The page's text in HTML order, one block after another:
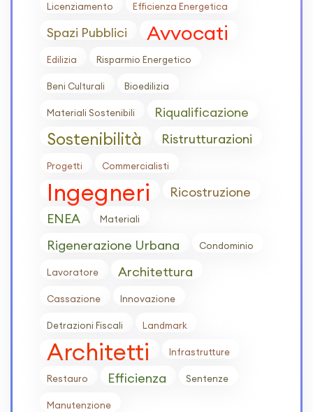
Licenziamento Efficienza Energetica
Spazi Pubblici Avvocati
Edilizia Risparmio Energetico
Beni Culturali Bioedilizia
Materiali Sostenibili Riqualificazione
Sostenibilità Ristrutturazioni
Progetti Commercialisti
Ingegneri
Ricostruzione
ENEA
Materiali
Rigenerazione Urbana Condominio
Lavoratore Architettura
Cassazione Innovazione
Detrazioni Fiscali Landmark
Architetti Infrastrutture
Restauro Efficienza Sentenze
Manutenzione